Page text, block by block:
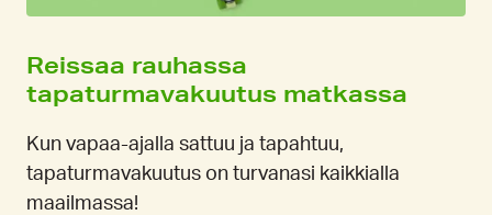
Reissaa rauhassa
tapaturmavakuutus matkassa
Kun vapaa-ajalla sattuu ja tapahtuu,
tapaturmavakuutus on turvanasi kaikkialla
maailmassa!